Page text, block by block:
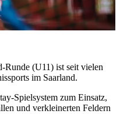
(U11) ist seit vielen
im Saarland.
Spielsystem zum Einsatz,
und verkleinerten Feldern